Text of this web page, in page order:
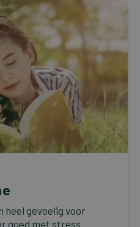
heel gevoelig voor
goed met stress